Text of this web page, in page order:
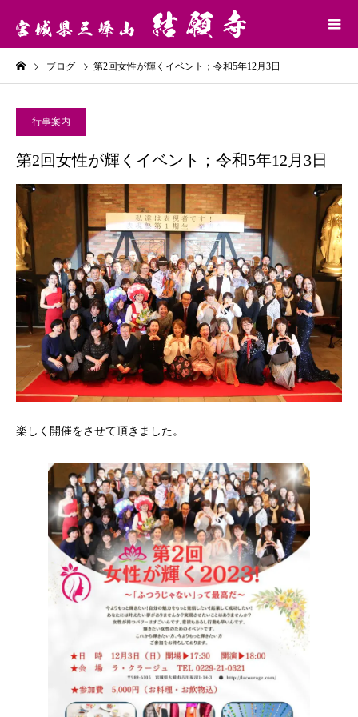
ブログ 第2回女性が輝くイベント；令和5年12月3日
行事案内
第2回女性が輝くイベント；令和5年12月3日
楽しく開催をさせて頂きました。